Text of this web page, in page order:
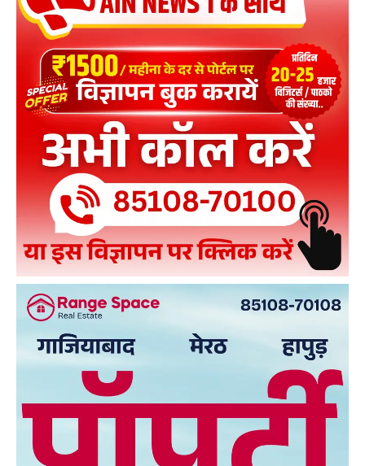
DOWNLOAD NOW
AIN NEWS 1
Contact Us
About Us
Privacy Policy
Terms of Use Agreement
Facebook
X WhatsApp
Share
sparks laughter among IIT Delhi graduates
मालवा एक्सप्रेस में टीटी पर रिश्वत लेने का आरोप, वीडियो बनते
ही पैसे लौटाए
00:29